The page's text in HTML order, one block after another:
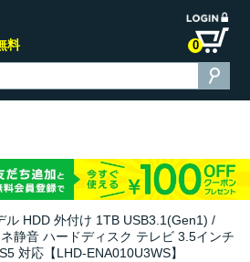
料 0
ル HDD 外付け 1TB USB3.1(Gen1) /
静音 ハードディスク テレビ 3.5インチ
対応【LHD-ENA010U3WS】